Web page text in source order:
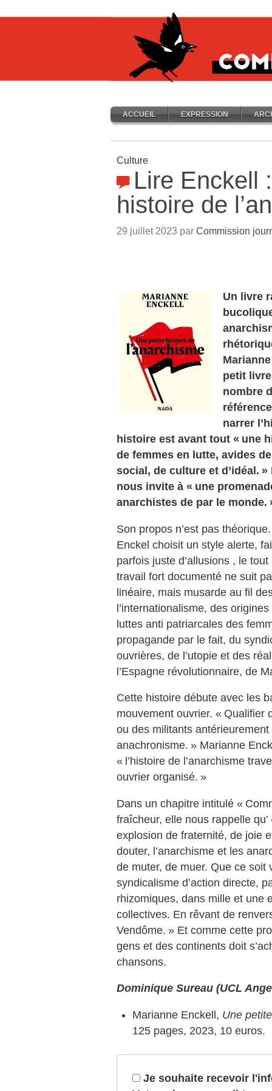
ACCUEIL EXPRESSION
Culture
Lire Enckell
histoire de
29 juillet 2023 par Commission
Un livre
petit
nombre
narrer
histoire est avant tout « une
de femmes en lutte, avides
social, de culture et d’idéal. »
nous invite à « une
anarchistes de par le monde.
Son propos n’est pas
Enckel choisit un style alerte,
parfois juste d’allusions , le
travail fort documenté ne suit
linéaire, mais musarde au fil
l’internationalisme, des
luttes anti patriarcales des
propagande par le fait, du
ouvrières, de l’utopie et des
l’Espagne révolutionnaire, de
Cette histoire débute avec les
mouvement ouvrier. « Qualifier
ou des militants
anachronisme. » Marianne
« l’histoire de l’anarchisme
ouvrier organisé. »
Dans un chapitre intitulé «
fraîcheur, elle nous rappelle qu’
explosion de fraternité, de joie
douter, l’anarchisme et les
de muter, de muer. Que ce soit
syndicalisme d’action directe,
rhizomiques, dans mille et une
collectives. En rêvant de
Vendôme. » Et comme cette
gens et des continents doit
chansons.
Dominique Sureau (UCL
Marianne Enckell, Une
125 pages, 2023, 10 euros.
Je souhaite recevoir